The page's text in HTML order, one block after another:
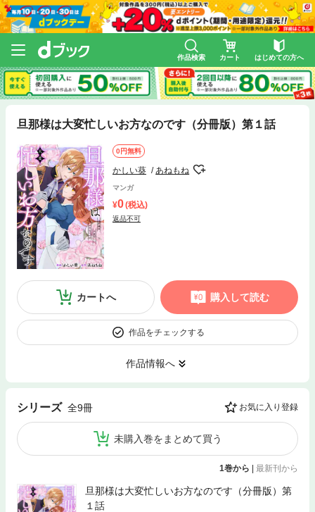
作品検索 カート はじめての方へ
旦那様は大変忙しいお方なのです（分冊版）第１話
0円無料
かしい葵 あねもね
マンガ
0(税込)
返品不可
カートへ 購入して読む
作品をチェックする
作品情報へ
シリーズ 全9冊 お気に入り登録
未購入巻をまとめて買う
1巻から | 最新刊から
旦那様は大変忙しいお方なのです（分冊版）第
１話